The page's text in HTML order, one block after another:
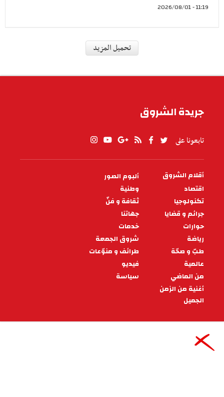
11:19 - 2026/08/01
مهاجم الترجي الرياضي يستعد
لخوض تجربة جديدة في السعودية
بات المهاجم المالي أبو بكر دياكيتي قريبًا من خوض
تجربة احترافية جديدة في الدوري السعودي، بعد
توصله إلى اتفاق مع نادي الحزم يقضي
13:47 - 2026/07/31
رياضة